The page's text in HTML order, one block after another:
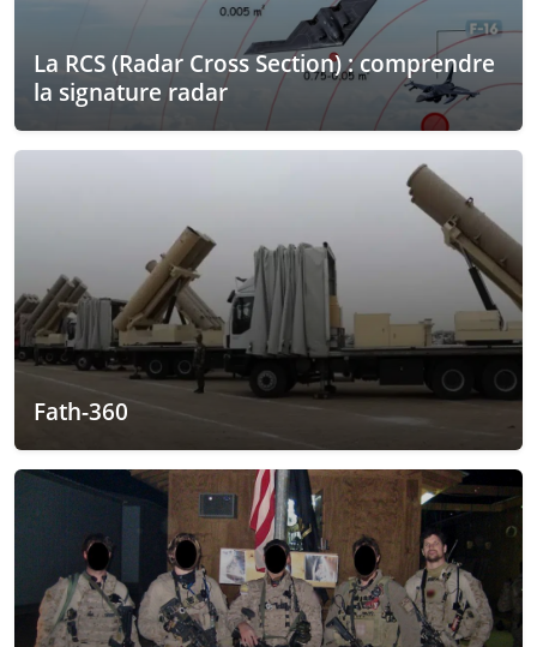
La RCS (Radar Cross Section) : comprendre
la signature radar
Fath-360